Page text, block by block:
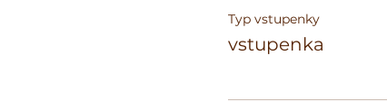
Typ vstupenky
vstupenka